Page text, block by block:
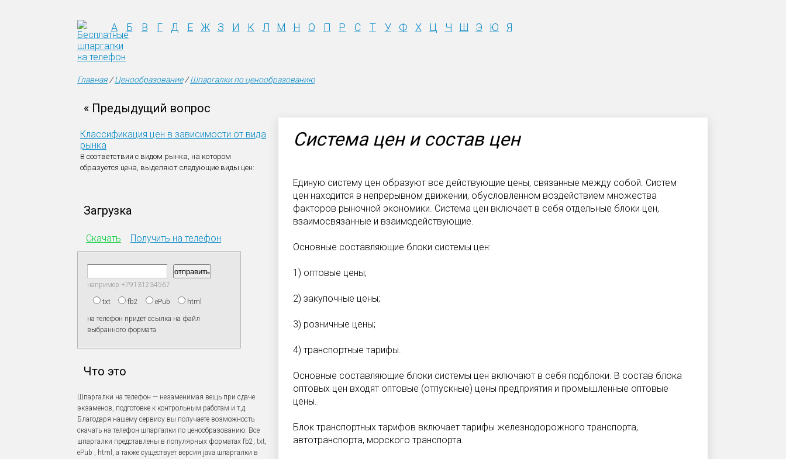
А Б В Г Д Е Ж З И К Л М Н О П Р С Т У Ф Х Ц Ч Ш Э Ю Я
Главная/Ценообразование/Шпаргалки по ценообразованию
« Предыдущий вопрос
Классификация цен в зависимости от вида
рынка
В соответствии с видом рынка, на котором
образуется цена, выделяют следующие виды цен:
Загрузка
Скачать Получить на телефон
например +79131234567
txt fb2 ePub html
на телефон придет ссылка на файл
выбранного формата
Что это
Шпаргалки на телефон — незаменимая вещь при сдаче
экзаменов, подготовке к контрольным работам и т.д.
Благодаря нашему сервису вы получаете возможность
скачать на телефон шпаргалки по ценообразованию. Все
шпаргалки представлены в популярных форматах fb2, txt,
ePub , html, а также существует версия java шпаргалки в
Система цен и состав цен
Единую систему цен образуют все действующие цены, связанные между собой. Систем
цен находится в непрерывном движении, обусловленном воздействием множества
факторов рыночной экономики. Система цен включает в себя отдельные блоки цен,
взаимосвязанные и взаимодействующие.
Основные составляющие блоки системы цен:
1) оптовые цены;
2) закупочные цены;
3) розничные цены;
4) транспортные тарифы.
Основные составляющие блоки системы цен включают в себя подблоки. В состав блока
оптовых цен входят оптовые (отпускные) цены предприятия и промышленные оптовые
цены.
Блок транспортных тарифов включает тарифы железнодорожного транспорта,
автотранспорта, морского транспорта.